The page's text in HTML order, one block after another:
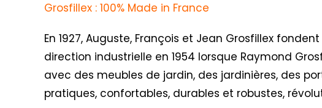
Grosfillex : 100% Made in France
En 1927, Auguste, François et Jean Grosfillex
direction industrielle en 1954 lorsque Raymond
avec des meubles de jardin, des jardinières, des
pratiques, confortables, durables et robustes,